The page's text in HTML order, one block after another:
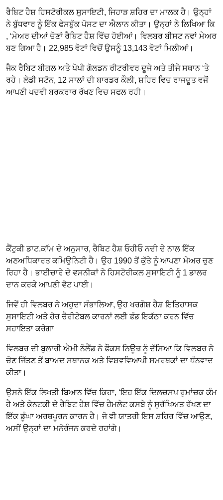
ਰੈਬਿਟ ਹੈਸ਼ ਹਿਸਟੋਰੀਕਲ ਸੁਸਾਇਟੀ, ਜਿਹਾੜ ਸ਼ਹਿਰ ਦਾ ਮਾਲਕ ਹੈ। ਉਨ੍ਹਾਂ
ਨੇ ਬੁੱਧਵਾਰ ਨੂੰ ਇੱਕ ਫੇਸਬੁੱਕ ਪੋਸਟ ਦਾ ਐਲਾਨ ਕੀਤਾ। ਉਨ੍ਹਾਂ ਨੇ ਲਿਖਿਆ ਕਿ
, ‘ਮੇਅਰ ਦੀਆਂ ਚੋਣਾਂ ਰੈਬਿਟ ਹੈਸ਼ ਵਿੱਚ ਹੋਈਆਂ। ਵਿਲਬਰ ਬੀਸਟ ਨਵਾਂ ਮੇਅਰ
ਬਣ ਗਿਆ ਹੈ। 22,985 ਵੋਟਾਂ ਵਿਚੋਂ ਉਸਨੂੰ 13,143 ਵੋਟਾਂ ਮਿਲੀਆਂ।
ਜੈਕ ਰੈਬਿਟ ਬੀਗਲ ਅਤੇ ਪੋਪੀ ਗੋਲਡਨ ਰੀਟਰੀਵਰ ਦੂਜੇ ਅਤੇ ਤੀਜੇ ਸਥਾਨ ‘ਤੇ
ਰਹੇ। ਲੇਡੀ ਸਟੋਨ, 12 ਸਾਲਾਂ ਦੀ ਬਾਰਡਰ ਕੌਲੀ, ਸ਼ਹਿਰ ਵਿਚ ਰਾਜਦੂਤ ਵਜੋਂ
ਆਪਣੀ ਪਦਵੀ ਬਰਕਰਾਰ ਰੱਖਣ ਵਿਚ ਸਫਲ ਰਹੀ।
ਕੈਂਟੁਕੀ ਡਾਟ.ਕਾੱਮ ਦੇ ਅਨੁਸਾਰ, ਰੈਬਿਟ ਹੈਸ਼ ਓਹੀਓ ਨਦੀ ਦੇ ਨਾਲ ਇੱਕ
ਅਣਅਧਿਕਾਰਤ ਕਮਿਉਨਿਟੀ ਹੈ। ਉਹ 1990 ਤੋਂ ਕੁੱਤੇ ਨੂੰ ਆਪਣਾ ਮੇਅਰ ਚੁਣ
ਰਿਹਾ ਹੈ। ਭਾਈਚਾਰੇ ਦੇ ਵਸਨੀਕਾਂ ਨੇ ਹਿਸਟੋਰੀਕਲ ਸੁਸਾਇਟੀ ਨੂੰ 1 ਡਾਲਰ
ਦਾਨ ਕਰਕੇ ਆਪਣੀ ਵੋਟ ਪਾਈ।
ਜਿਵੇਂ ਹੀ ਵਿਲਬਰ ਨੇ ਅਹੁਦਾ ਸੰਭਾਲਿਆ, ਉਹ ਖਰਗੋਸ਼ ਹੈਸ਼ ਇਤਿਹਾਸਕ
ਸੁਸਾਇਟੀ ਅਤੇ ਹੋਰ ਚੈਰੀਟੇਬਲ ਕਾਰਨਾਂ ਲਈ ਫੰਡ ਇਕੱਠਾ ਕਰਨ ਵਿੱਚ
ਸਹਾਇਤਾ ਕਰੇਗਾ
ਵਿਲਬਰ ਦੀ ਬੁਲਾਰੀ ਐਮੀ ਨੋਲੈਂਡ ਨੇ ਫੌਕਸ ਨਿਊਜ਼ ਨੂੰ ਦੱਸਿਆ ਕਿ ਵਿਲਬਰ ਨੇ
ਚੋਣ ਜਿੱਤਣ ਤੋਂ ਬਾਅਦ ਸਥਾਨਕ ਅਤੇ ਵਿਸ਼ਵਵਿਆਪੀ ਸਮਰਥਕਾਂ ਦਾ ਧੰਨਵਾਦ
ਕੀਤਾ।
ਉਸਨੇ ਇੱਕ ਲਿਖਤੀ ਬਿਆਨ ਵਿੱਚ ਕਿਹਾ, ‘ਇਹ ਇੱਕ ਦਿਲਚਸਪ ਰੁਮਾਂਚਕ ਕੰਮ
ਹੈ ਅਤੇ ਕੇਨਟਕੀ ਦੇ ਰੈਬਿਟ ਹੈਸ਼ ਵਿੱਚ ਹੈਮਲੇਟ ਕਸਬੇ ਨੂੰ ਸੁਰੱਖਿਅਤ ਰੱਖਣ ਦਾ
ਇੱਕ ਡੂੰਘਾ ਅਰਥਪੂਰਨ ਕਾਰਨ ਹੈ। ਜੋ ਵੀ ਯਾਤਰੀ ਇਸ ਸ਼ਹਿਰ ਵਿੱਚ ਆਉਣ,
ਅਸੀਂ ਉਨ੍ਹਾਂ ਦਾ ਮਨੋਰੰਜਨ ਕਰਦੇ ਰਹਾਂਗੇ।